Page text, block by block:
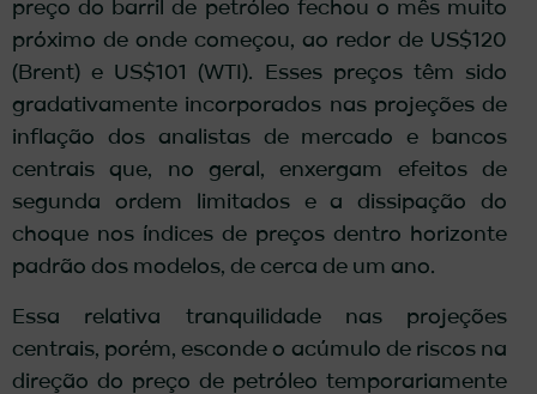
preço do barril de petróleo fechou o mês muito
próximo de onde começou, ao redor de US$120
(Brent) e US$101 (WTI). Esses preços têm sido
gradativamente incorporados nas projeções de
inflação dos analistas de mercado e bancos
centrais que, no geral, enxergam efeitos de
segunda ordem limitados e a dissipação do
choque nos índices de preços dentro horizonte
padrão dos modelos, de cerca de um ano.
Essa relativa tranquilidade nas projeções
centrais, porém, esconde o acúmulo de riscos na
direção do preço de petróleo temporariamente